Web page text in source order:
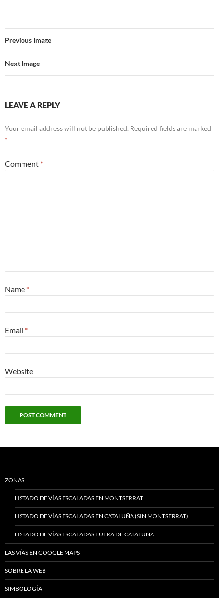
Previous Image
Next Image
LEAVE A REPLY
Your email address will not be published. Required fields are marked
*
Comment *
Name *
Email *
Website
ZONAS
LISTADO DE VÍAS ESCALADAS EN MONTSERRAT
LISTADO DE VÍAS ESCALADAS EN CATALUÑA (SIN MONTSERRAT)
LISTADO DE VÍAS ESCALADAS FUERA DE CATALUÑA
LAS VÍAS EN GOOGLE MAPS
SOBRE LA WEB
SIMBOLOGÍA